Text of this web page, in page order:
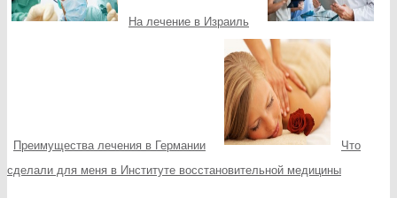
На лечение в Израиль
Преимущества лечения в Германии
Что
сделали для меня в Институте восстановительной медицины